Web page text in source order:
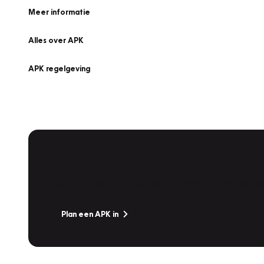
Meer informatie
Alles over APK
APK regelgeving
Plan een APK in